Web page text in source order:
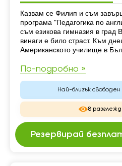
Резюме
Казвам се Филип и съм
програма "Педагогика по
съм езикова гимназия в град
винаги е било страст. Към
Американското училище в
По-подробно »
Най-близък свободен
8
Резервирай